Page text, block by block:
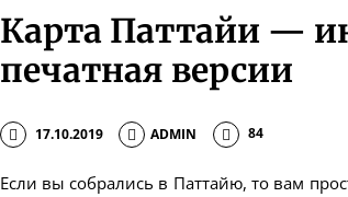
Карта Паттайи —
печатная версии
17.10.2019 ADMIN 84
Если вы собрались в Паттайю, то вам